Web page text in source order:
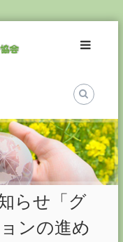
らせ「グ
ンの進め